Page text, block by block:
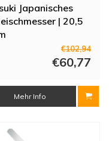
Japanisches
| 20,5
€102,94
€60,77
Mehr Info